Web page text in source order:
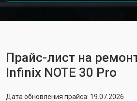
Прайс-лист на
Infinix NOTE 30 Pro
Дата обновления прайса: 19.07.2026